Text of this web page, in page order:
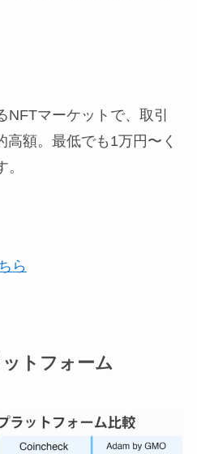
マーケットで、取引
高額。最低でも1万円〜く
ら
トフォーム